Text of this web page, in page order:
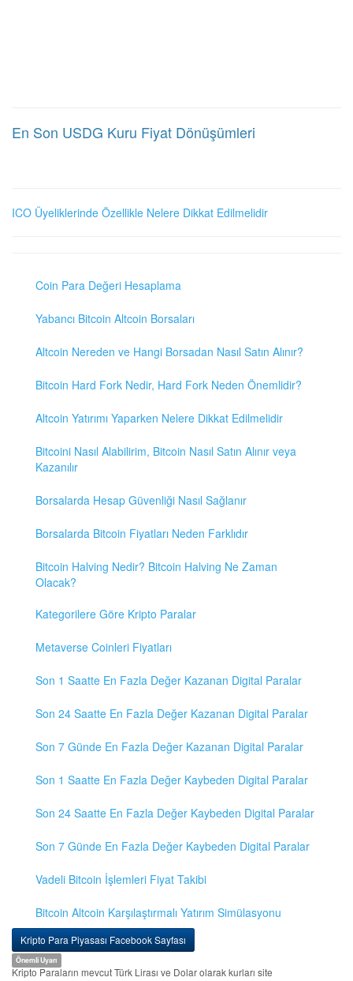
En Son USDG Kuru Fiyat Dönüşümleri
ICO Üyeliklerinde Özellikle Nelere Dikkat Edilmelidir
Coin Para Değeri Hesaplama
Yabancı Bitcoin Altcoin Borsaları
Altcoin Nereden ve Hangi Borsadan Nasıl Satın Alınır?
Bitcoin Hard Fork Nedir, Hard Fork Neden Önemlidir?
Altcoin Yatırımı Yaparken Nelere Dikkat Edilmelidir
Bitcoini Nasıl Alabilirim, Bitcoin Nasıl Satın Alınır veya
Kazanılır
Borsalarda Hesap Güvenliği Nasıl Sağlanır
Borsalarda Bitcoin Fiyatları Neden Farklıdır
Bitcoin Halving Nedir? Bitcoin Halving Ne Zaman
Olacak?
Kategorilere Göre Kripto Paralar
Metaverse Coinleri Fiyatları
Son 1 Saatte En Fazla Değer Kazanan Digital Paralar
Son 24 Saatte En Fazla Değer Kazanan Digital Paralar
Son 7 Günde En Fazla Değer Kazanan Digital Paralar
Son 1 Saatte En Fazla Değer Kaybeden Digital Paralar
Son 24 Saatte En Fazla Değer Kaybeden Digital Paralar
Son 7 Günde En Fazla Değer Kaybeden Digital Paralar
Vadeli Bitcoin İşlemleri Fiyat Takibi
Bitcoin Altcoin Karşılaştırmalı Yatırım Simülasyonu
Kripto Para Piyasası Facebook Sayfası
Önemli Uyarı
Kripto Paraların mevcut Türk Lirası ve Dolar olarak kurları site